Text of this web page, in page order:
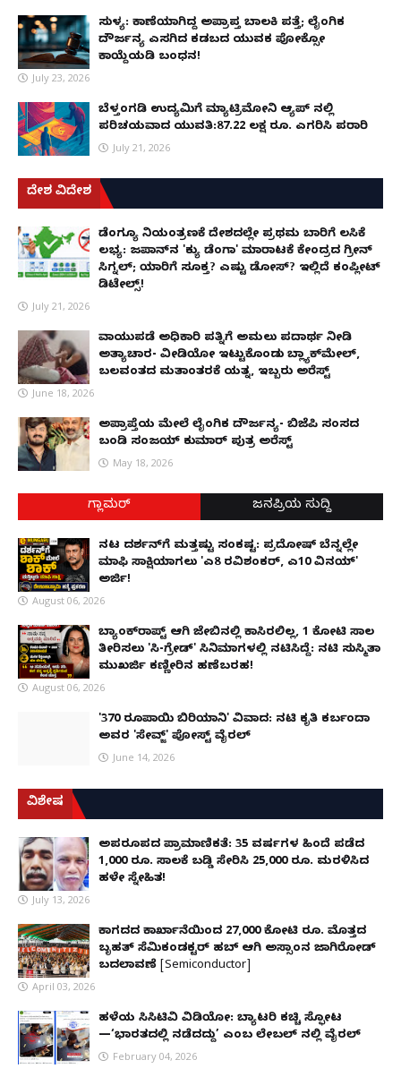
ಸುಳ್ಯ: ಕಾಣೆಯಾಗಿದ್ದ ಅಪ್ರಾಪ್ತ ಬಾಲಕಿ ಪತ್ತೆ; ಲೈಂಗಿಕ
ದೌರ್ಜನ್ಯ ಎಸಗಿದ ಕಡಬದ ಯುವಕ ಪೋಕ್ಸೋ
ಕಾಯ್ದೆಯಡಿ ಬಂಧನ!
July 23, 2026
ಬೆಳ್ತಂಗಡಿ ಉದ್ಯಮಿಗೆ ಮ್ಯಾಟ್ರಿಮೋನಿ ಆ್ಯಪ್ ನಲ್ಲಿ
ಪರಿಚಯವಾದ ಯುವತಿ:87.22 ಲಕ್ಷ ರೂ. ಎಗರಿಸಿ ಪರಾರಿ
July 21, 2026
ದೇಶ ವಿದೇಶ
ಡೆಂಗ್ಯೂ ನಿಯಂತ್ರಣಕ್ಕೆ ದೇಶದಲ್ಲೇ ಪ್ರಥಮ ಬಾರಿಗೆ ಲಸಿಕೆ
ಲಭ್ಯ: ಜಪಾನ್‌ನ 'ಕ್ಯು ಡೆಂಗಾ' ಮಾರಾಟಕ್ಕೆ ಕೇಂದ್ರದ ಗ್ರೀನ್
ಸಿಗ್ನಲ್; ಯಾರಿಗೆ ಸೂಕ್ತ? ಎಷ್ಟು ಡೋಸ್? ಇಲ್ಲಿದೆ ಕಂಪ್ಲೀಟ್
ಡಿಟೇಲ್ಸ್!
July 21, 2026
ವಾಯುಪಡೆ ಅಧಿಕಾರಿ ಪತ್ನಿಗೆ ಅಮಲು ಪದಾರ್ಥ ನೀಡಿ
ಅತ್ಯಾಚಾರ- ವೀಡಿಯೋ ಇಟ್ಟುಕೊಂಡು ಬ್ಲ್ಯಾಕ್‌ಮೇಲ್,
ಬಲವಂತದ ಮತಾಂತರಕ್ಕೆ ಯತ್ನ, ಇಬ್ಬರು ಅರೆಸ್ಟ್
June 18, 2026
ಅಪ್ರಾಪ್ತೆಯ ಮೇಲೆ ಲೈಂಗಿಕ ದೌರ್ಜನ್ಯ- ಬಿಜೆಪಿ ಸಂಸದ
ಬಂಡಿ ಸಂಜಯ್ ಕುಮಾರ್ ಪುತ್ರ ಅರೆಸ್ಟ್
May 18, 2026
ಗ್ಲಾಮರ್ ಜನಪ್ರಿಯ ಸುದ್ದಿ
ನಟ ದರ್ಶನ್‌ಗೆ ಮತ್ತಷ್ಟು ಸಂಕಷ್ಟ: ಪ್ರದೋಷ್ ಬೆನ್ನಲ್ಲೇ
ಮಾಫಿ ಸಾಕ್ಷಿಯಾಗಲು 'ಎ8 ರವಿಶಂಕರ್, ಎ10 ವಿನಯ್'
ಅರ್ಜಿ!
August 06, 2026
ಬ್ಯಾಂಕ್‌ರಾಪ್ಟ್‌ ಆಗಿ ಜೇಬಿನಲ್ಲಿ ಕಾಸಿರಲಿಲ್ಲ, ₹1 ಕೋಟಿ ಸಾಲ
ತೀರಿಸಲು 'ಸಿ-ಗ್ರೇಡ್' ಸಿನಿಮಾಗಳಲ್ಲಿ ನಟಿಸಿದ್ದೆ: ನಟಿ ಸುಸ್ಮಿತಾ
ಮುಖರ್ಜಿ ಕಣ್ಣೀರಿನ ಹಣೆಬರಹ!
August 06, 2026
'370 ರೂಪಾಯಿ ಬಿರಿಯಾನಿ' ವಿವಾದ: ನಟಿ ಕೃತಿ ಕರ್ಬಂದಾ
ಅವರ 'ಸೇವ್ಜ್' ಪೋಸ್ಟ್ ವೈರಲ್
June 14, 2026
ವಿಶೇಷ
ಅಪರೂಪದ ಪ್ರಾಮಾಣಿಕತೆ: 35 ವರ್ಷಗಳ ಹಿಂದೆ ಪಡೆದ
1,000 ರೂ. ಸಾಲಕ್ಕೆ ಬಡ್ಡಿ ಸೇರಿಸಿ 25,000 ರೂ. ಮರಳಿಸಿದ
ಹಳೇ ಸ್ನೇಹಿತ!
July 13, 2026
ಕಾಗದದ ಕಾರ್ಖಾನೆಯಿಂದ 27,000 ಕೋಟಿ ರೂ. ಮೊತ್ತದ
ಬೃಹತ್ ಸೆಮಿಕಂಡಕ್ಟರ್ ಹಬ್ ಆಗಿ ಅಸ್ಸಾಂನ ಜಾಗಿರೋಡ್
ಬದಲಾವಣೆ [Semiconductor]
April 03, 2026
ಹಳೆಯ ಸಿಸಿಟಿವಿ ವಿಡಿಯೋ: ಬ್ಯಾಟರಿ ಕಚ್ಚಿ ಸ್ಫೋಟ
—‘ಭಾರತದಲ್ಲಿ ನಡೆದದ್ದು’ ಎಂಬ ಲೇಬಲ್ ನಲ್ಲಿ ವೈರಲ್
February 04, 2026